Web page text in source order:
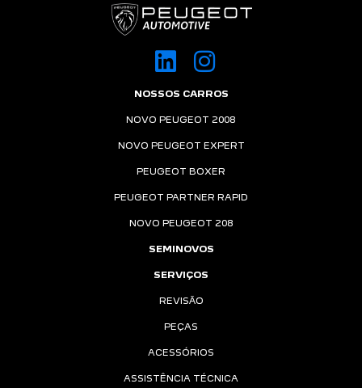
NOSSOS CARROS
NOVO PEUGEOT 2008
NOVO PEUGEOT EXPERT
PEUGEOT BOXER
PEUGEOT PARTNER RAPID
NOVO PEUGEOT 208
SEMINOVOS
SERVIÇOS
REVISÃO
PEÇAS
ACESSÓRIOS
ASSISTÊNCIA TÉCNICA